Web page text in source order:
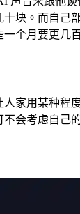
块。而自己
个月要更几
家用某种程
会考虑自己